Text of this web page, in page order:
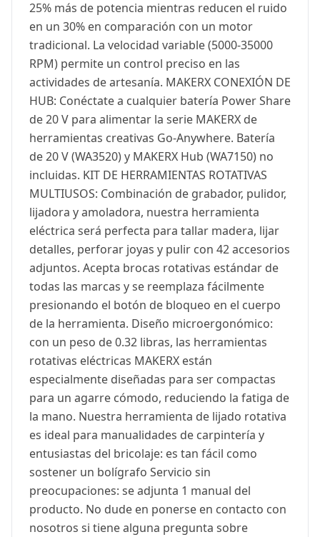
25% más de potencia mientras reducen el ruido
en un 30% en comparación con un motor
tradicional. La velocidad variable (5000-35000
RPM) permite un control preciso en las
actividades de artesanía. MAKERX CONEXIÓN DE
HUB: Conéctate a cualquier batería Power Share
de 20 V para alimentar la serie MAKERX de
herramientas creativas Go-Anywhere. Batería
de 20 V (WA3520) y MAKERX Hub (WA7150) no
incluidas. KIT DE HERRAMIENTAS ROTATIVAS
MULTIUSOS: Combinación de grabador, pulidor,
lijadora y amoladora, nuestra herramienta
eléctrica será perfecta para tallar madera, lijar
detalles, perforar joyas y pulir con 42 accesorios
adjuntos. Acepta brocas rotativas estándar de
todas las marcas y se reemplaza fácilmente
presionando el botón de bloqueo en el cuerpo
de la herramienta. Diseño microergonómico:
con un peso de 0.32 libras, las herramientas
rotativas eléctricas MAKERX están
especialmente diseñadas para ser compactas
para un agarre cómodo, reduciendo la fatiga de
la mano. Nuestra herramienta de lijado rotativa
es ideal para manualidades de carpintería y
entusiastas del bricolaje: es tan fácil como
sostener un bolígrafo Servicio sin
preocupaciones: se adjunta 1 manual del
producto. No dude en ponerse en contacto con
nosotros si tiene alguna pregunta sobre